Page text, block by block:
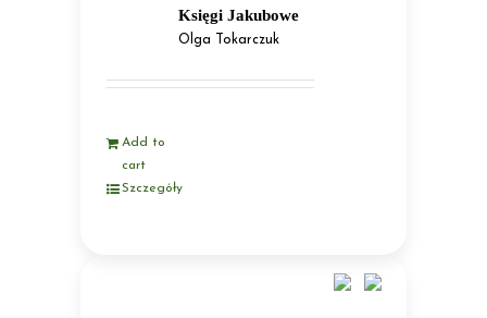
Księgi Jakubowe
Olga Tokarczuk
Add to
cart
Szczegóły